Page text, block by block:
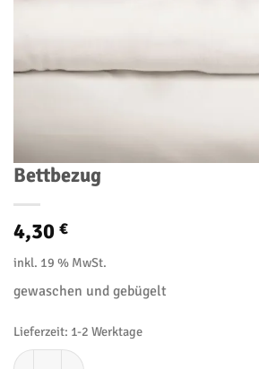
Bettbezug
4,30 €
inkl. 19 % MwSt.
gewaschen und gebügelt
Lieferzeit: 1-2 Werktage
Bettbezug Menge